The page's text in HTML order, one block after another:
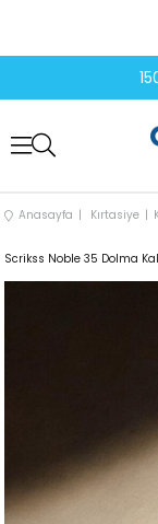
Anasayfa Kırtasiye
Scrikss Noble 35 Dolma